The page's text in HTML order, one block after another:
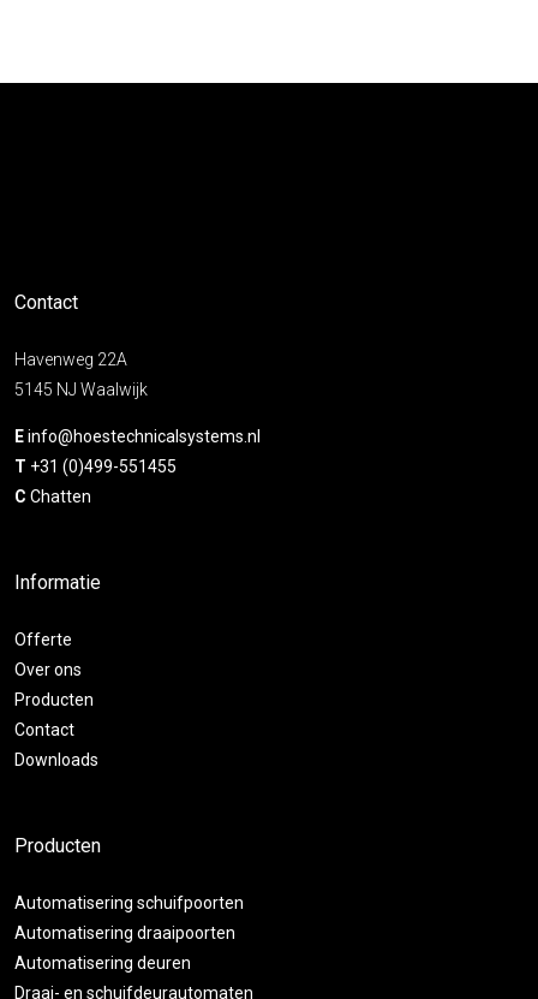
Contact
Havenweg 22A
5145 NJ Waalwijk
Einfo@hoestechnicalsystems.nl
T +31 (0)499-551455
C Chatten
Informatie
Offerte
Over ons
Producten
Contact
Downloads
Producten
Automatisering schuifpoorten
Automatisering draaipoorten
Automatisering deuren
Draai- en schuifdeurautomaten